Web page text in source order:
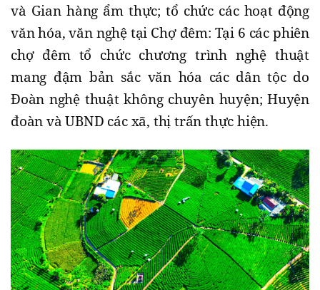
và Gian hàng ẩm thực; tổ chức các hoạt động
văn hóa, văn nghệ tại Chợ đêm: Tại 6 các phiên
chợ đêm tổ chức chương trình nghệ thuật
mang đậm bản sắc văn hóa các dân tộc do
Đoàn nghệ thuật không chuyên huyện; Huyện
đoàn và UBND các xã, thị trấn thực hiện.